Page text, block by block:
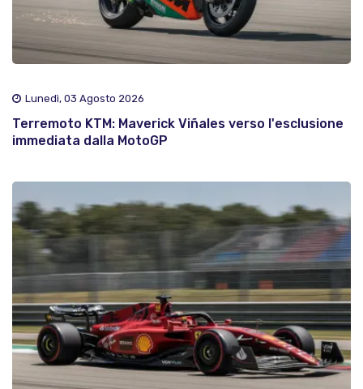
Lunedì, 03 Agosto 2026
Terremoto KTM: Maverick Viñales verso l'esclusione
immediata dalla MotoGP